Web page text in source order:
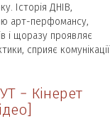
Історія ДНІВ,
арт-перфомансу,
і щоразу проявляє
сприяє комунікації
− Кінерет